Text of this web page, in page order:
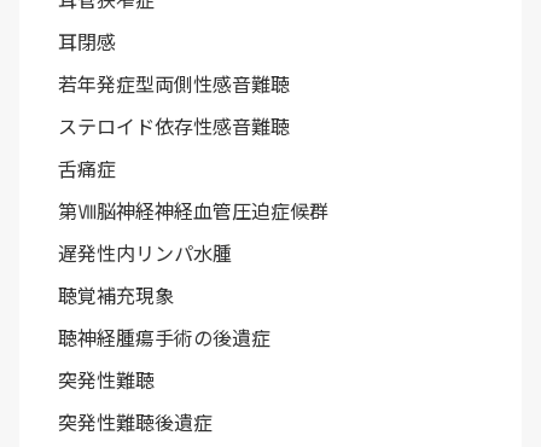
耳閉感
若年発症型両側性感音難聴
ステロイド依存性感音難聴
舌痛症
第Ⅷ脳神経神経血管圧迫症候群
遅発性内リンパ水腫
聴覚補充現象
聴神経腫瘍手術の後遺症
突発性難聴
突発性難聴後遺症